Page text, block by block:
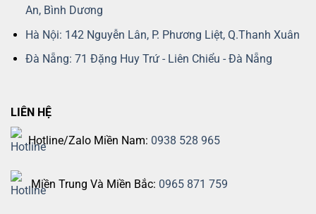
An, Bình Dương
Hà Nội: 142 Nguyễn Lân, P. Phương Liệt, Q.Thanh Xuân
Đà Nẵng: 71 Đặng Huy Trứ - Liên Chiểu - Đà Nẵng
LIÊN HỆ
Hotline/Zalo Miền Nam: 0938 528 965
Miền Trung Và Miền Bắc: 0965 871 759